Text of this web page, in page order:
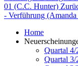
01 (C.C. Hunter)
- Verführung
Home
Quartal 4/
Quartal 3/